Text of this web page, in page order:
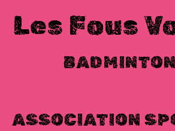
Les Fous
ASSOCIATION